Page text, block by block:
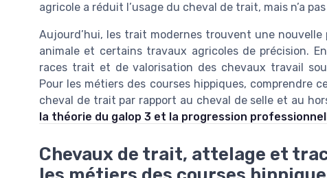
agricole a réduit l’usage du cheval de trait, mais n’a
Aujourd’hui, les trait modernes trouvent une
animale et certains travaux agricoles de précision.
races trait et de valorisation des chevaux travail
Pour les métiers des courses hippiques,
cheval de trait par rapport au cheval de selle et au
la théorie du galop 3 et la progression
Chevaux de trait, attelage et